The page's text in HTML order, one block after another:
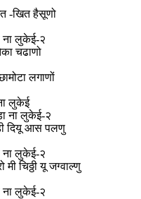
-खित हैसूणो
ना लुकेई-२
चढाणो
लगाणों
लुकेई
ना लुकेई-२
दियू आस पलणु
ना लुकेई-२
चिठ्ठी यू जग्वाल्णु
ना लुकेई-२